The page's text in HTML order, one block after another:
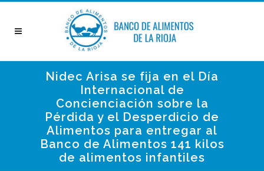
Nidec Arisa se fija en el Día
Internacional de
Concienciación sobre la
Pérdida y el Desperdicio de
Alimentos para entregar al
Banco de Alimentos 141 kilos
de alimentos infantiles